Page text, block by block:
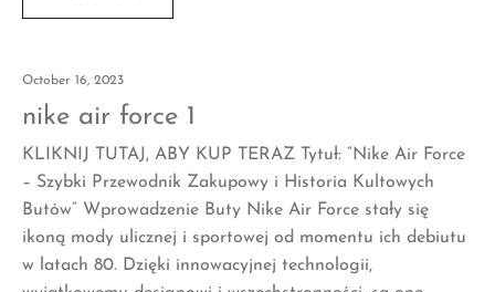
October 16, 2023
nike air force 1
KLIKNIJ TUTAJ, ABY KUP TERAZ Tytuł: “Nike Air Force
– Szybki Przewodnik Zakupowy i Historia Kultowych
Butów” Wprowadzenie Buty Nike Air Force stały się
ikoną mody ulicznej i sportowej od momentu ich debiutu
w latach 80. Dzięki innowacyjnej technologii,